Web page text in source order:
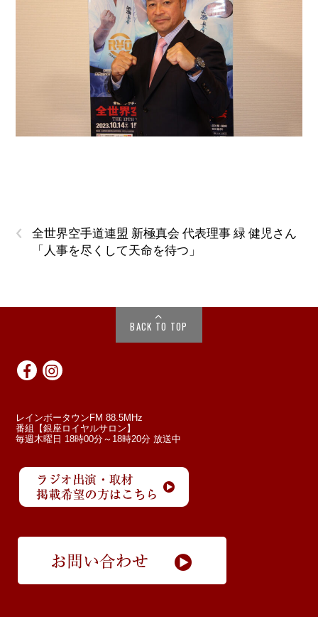
‹
全世界空手道連盟 新極真会 代表理事 緑 健児さん
「人事を尽くして天命を待つ」
BACK TO TOP
レインボータウンFM 88.5MHz
番組【銀座ロイヤルサロン】
毎週木曜日 18時00分～18時20分 放送中